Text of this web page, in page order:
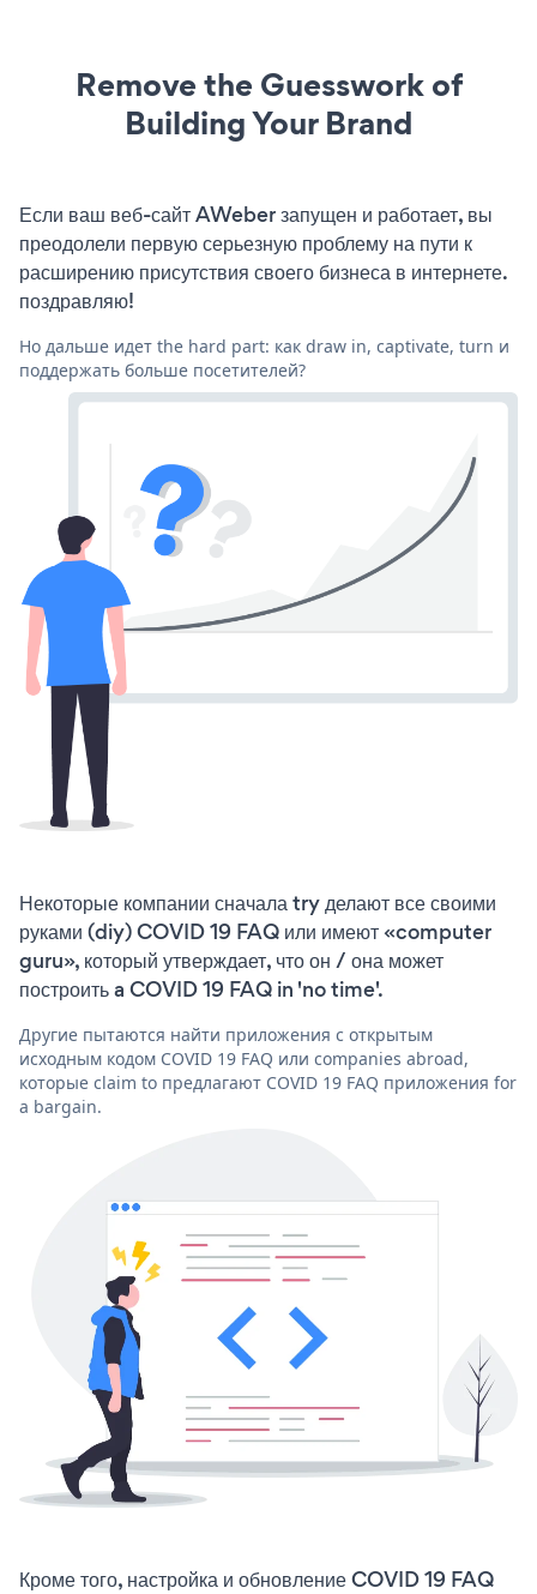
Remove the Guesswork of
Building Your Brand
Если ваш веб-сайт AWeber запущен и работает, вы
преодолели первую серьезную проблему на пути к
расширению присутствия своего бизнеса в интернете.
поздравляю!
Но дальше идет the hard part: как draw in, captivate, turn и
поддержать больше посетителей?
Некоторые компании сначала try делают все своими
руками (diy) COVID 19 FAQ или имеют «computer
guru», который утверждает, что он / она может
построить a COVID 19 FAQ in 'no time'.
Другие пытаются найти приложения с открытым
исходным кодом COVID 19 FAQ или companies abroad,
которые claim to предлагают COVID 19 FAQ приложения for
a bargain.
Кроме того, настройка и обновление COVID 19 FAQ